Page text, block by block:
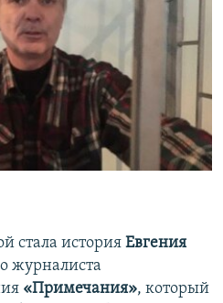
стала история Евгения
журналиста
«Примечания», который